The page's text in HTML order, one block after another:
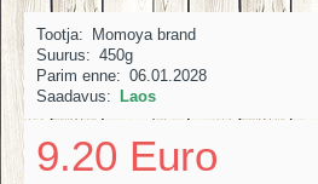
Tootja:
Momoya brand
Suurus: 450g
Parim enne: 06.01.2028
Saadavus:
Laos
9.20 Euro